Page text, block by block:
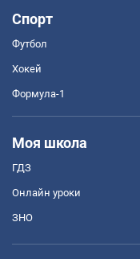
Спорт
Футбол
Хокей
Формула-1
Моя школа
ГДЗ
Онлайн уроки
ЗНО